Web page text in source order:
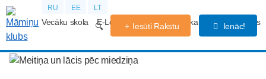
RU EE LT
Vecāku skola E-Lekcijas Grūtniecības kalendārs Forums
Iesūti Rakstu Ienāc!